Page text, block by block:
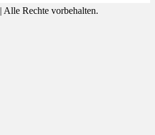
| Alle Rechte vorbehalten.